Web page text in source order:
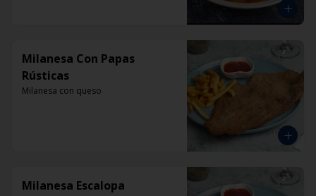
Milanesa Con Papas
Rústicas
Milanesa con queso
Milanesa Escalopa